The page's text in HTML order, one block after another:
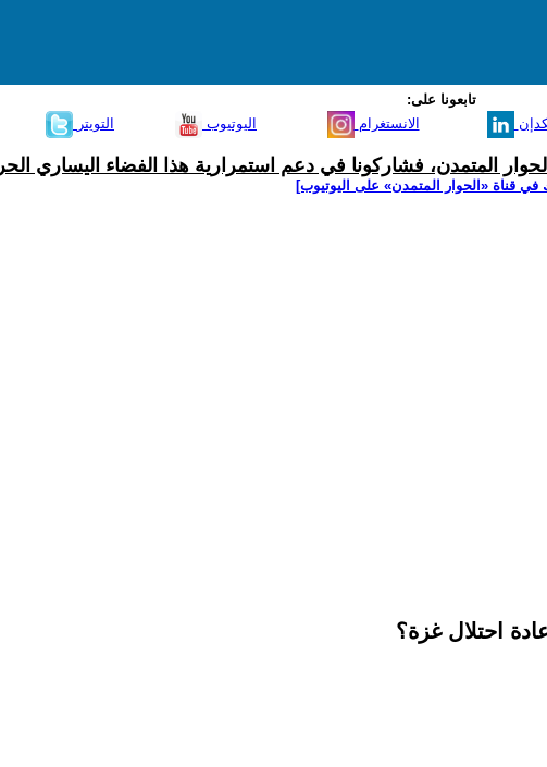
تابعونا على:
التويتر اليوتيوب الانستغرام
المتمدن، فشاركونا في دعم استمرارية هذا الفضاء اليساري الحر
في قناة ‫«الحوار المتمدن» على اليوتيوب]
احتلال غزة؟